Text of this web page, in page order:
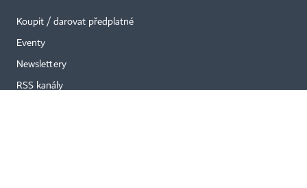
Koupit / darovat předplatné
Eventy
Newslettery
RSS kanály